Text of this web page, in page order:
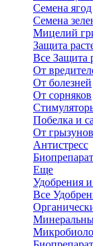
Семена ягод
Семена
Мицелий
Защита
Все Защита
От
От болезней
От сорняков
Побелка и
От
Антистресс
Еще
Удобрения
Все